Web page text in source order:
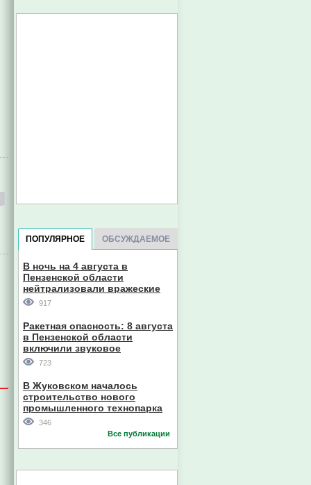
ПОПУЛЯРНОЕ ОБСУЖДАЕМОЕ
В ночь на 4 августа в
Пензенской области
нейтрализовали вражеские
дроны
917
Ракетная опасность: 8 августа
в Пензенской области
включили звуковое
оповещение
723
В Жуковском началось
строительство нового
промышленного технопарка
346
Все публикации